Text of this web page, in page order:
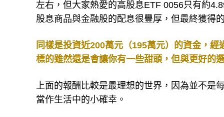
左右，但大家熱愛的高股息ETF 0056只有約
股息商品與金融股的配息很豐厚，但最終獲得
同樣是投資近200萬元（195萬元）的資金，
標的雖然還是會讓你有一些甜頭，但與更好的
上面的報酬比較是最理想的世界，因為並不是
當作生活中的小確幸。